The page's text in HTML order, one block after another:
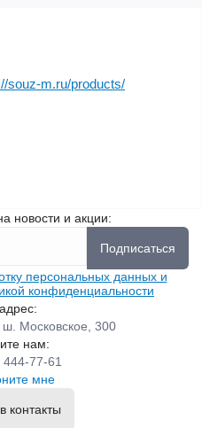
souz-m.ru/products/
новости и акции:
Подписаться
персональных данных и
конфиденциальности
Московское, 300
нам:
77-61
мне
контакты